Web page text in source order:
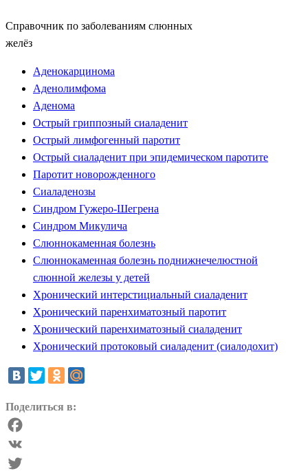
Справочник по заболеваниям слюнных
желёз
Аденокарцинома
Аденолимфома
Аденома
Острый гриппозный сиаладенит
Острый лимфогенный паротит
Острый сиаладенит при эпидемическом паротите
Паротит новорожденного
Сиаладенозы
Синдром Гужеро-Шегрена
Синдром Микулича
Слюннокаменная болезнь
Слюннокаменная болезнь поднижнечелюстной
слюнной железы у детей
Хронический интерстициальный сиаладенит
Хронический паренхиматозный паротит
Хронический паренхиматозный сиаладенит
Хронический протоковый сиаладенит (сиалодохит)
Поделиться в:
Facebook
VK